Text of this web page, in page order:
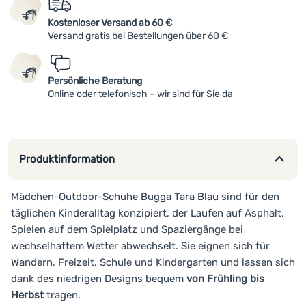
Kostenloser Versand ab 60 €
Versand gratis bei Bestellungen über 60 €
Persönliche Beratung
Online oder telefonisch – wir sind für Sie da
Produktinformation
Mädchen-Outdoor-Schuhe Bugga Tara Blau sind für den
täglichen Kinderalltag konzipiert, der Laufen auf Asphalt,
Spielen auf dem Spielplatz und Spaziergänge bei
wechselhaftem Wetter abwechselt. Sie eignen sich für
Wandern, Freizeit, Schule und Kindergarten und lassen sich
dank des niedrigen Designs bequem von Frühling bis
Herbst tragen.